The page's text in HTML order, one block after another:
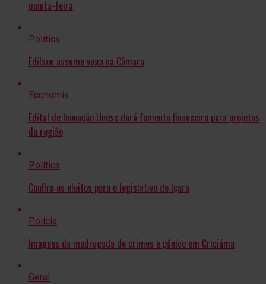
quinta-feira
Política
Edilson assume vaga na Câmara
Economia
Edital de Inovação Unesc dará fomento financeiro para projetos
da região
Política
Confira os eleitos para o legislativo de Içara
Polícia
Imagens da madrugada de crimes e pânico em Criciúma
Geral